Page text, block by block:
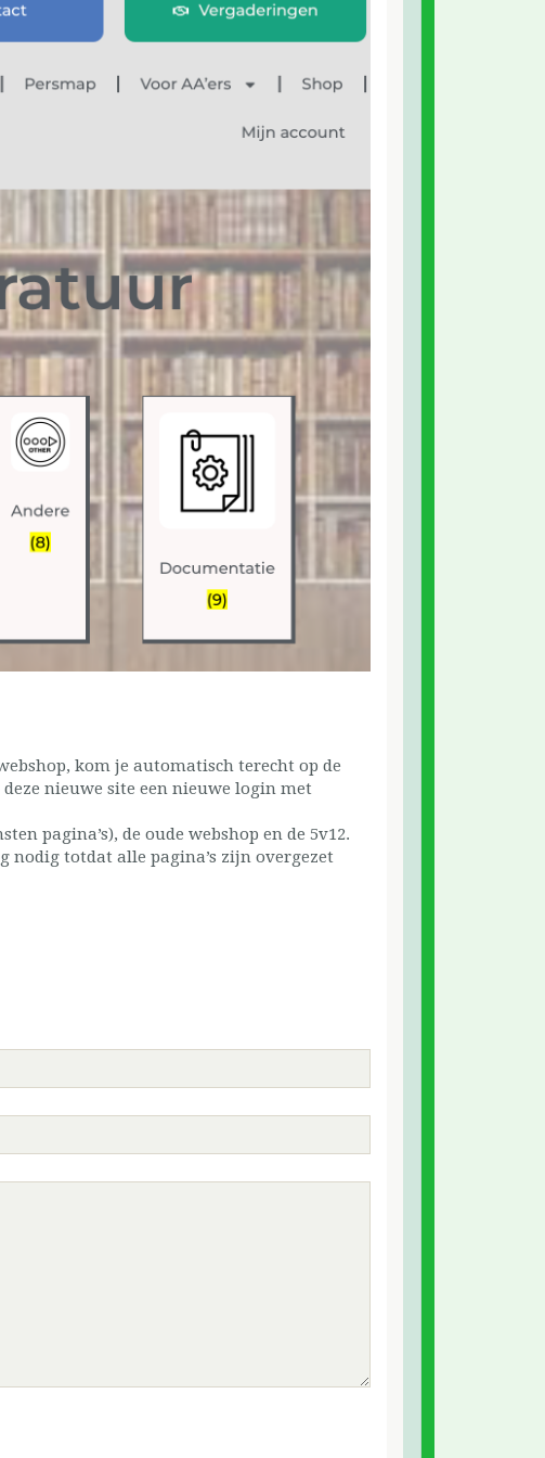
kom je automatisch terecht op de
nieuwe site een nieuwe login met
pagina’s), de oude webshop en de 5v12.
nodig totdat alle pagina’s zijn overgezet